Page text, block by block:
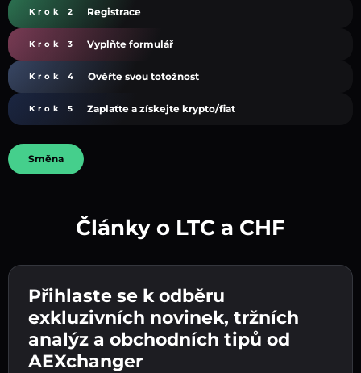
Krok 2 Registrace
Krok 3 Vyplňte formulář
Zadejte adresu své kryptopeněženky 👉
pokračujte k dalšímu kroku.
Krok 4 Ověřte svou totožnost
Potvrďte svou totožnost 👉 pokračujte k
poslednímu kroku.
Krok 5 Zaplaťte a získejte krypto/fiat
Odešlete vklad 👉 obdržíte kryptoměnu nebo
fiat měnu ve své peněžence.
Směna
Články o LTC a CHF
Přihlaste se k odběru
exkluzivních novinek, tržních
analýz a obchodních tipů od
AEXchanger